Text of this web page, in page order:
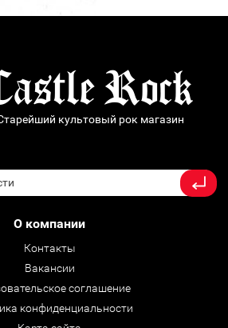
культовый рок магазин
О компании
Контакты
Вакансии
соглашение
конфиденциальности